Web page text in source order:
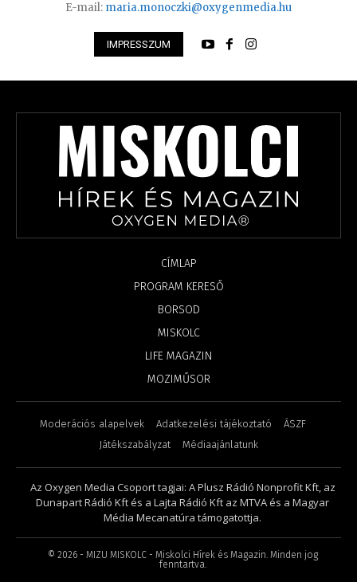
E-mail: maria.monoczki@oxygenmedia.hu
IMPRESSZUM
CÍMLAP
PROGRAM KERESŐ
BORSOD
MISKOLC
LIFE MAGAZIN
MOZIMŰSOR
Moderációs alapelvek Adatkezelési tájékoztató
ÁSZF
Játékszabályzat
Médiaajánlatunk
Az Oxygen Media Csoport tagjai: A Plusz Rádió Nonprofit Kft, az
Dunapart Rádió Kft és a Lajta Rádió Kft az MTVA és a Magyar
Média Mecanatúra támogatottja.
© 2026- MIZU MISKOLC - Miskolci Hírek és Magazin. Minden jog
fenntartva.